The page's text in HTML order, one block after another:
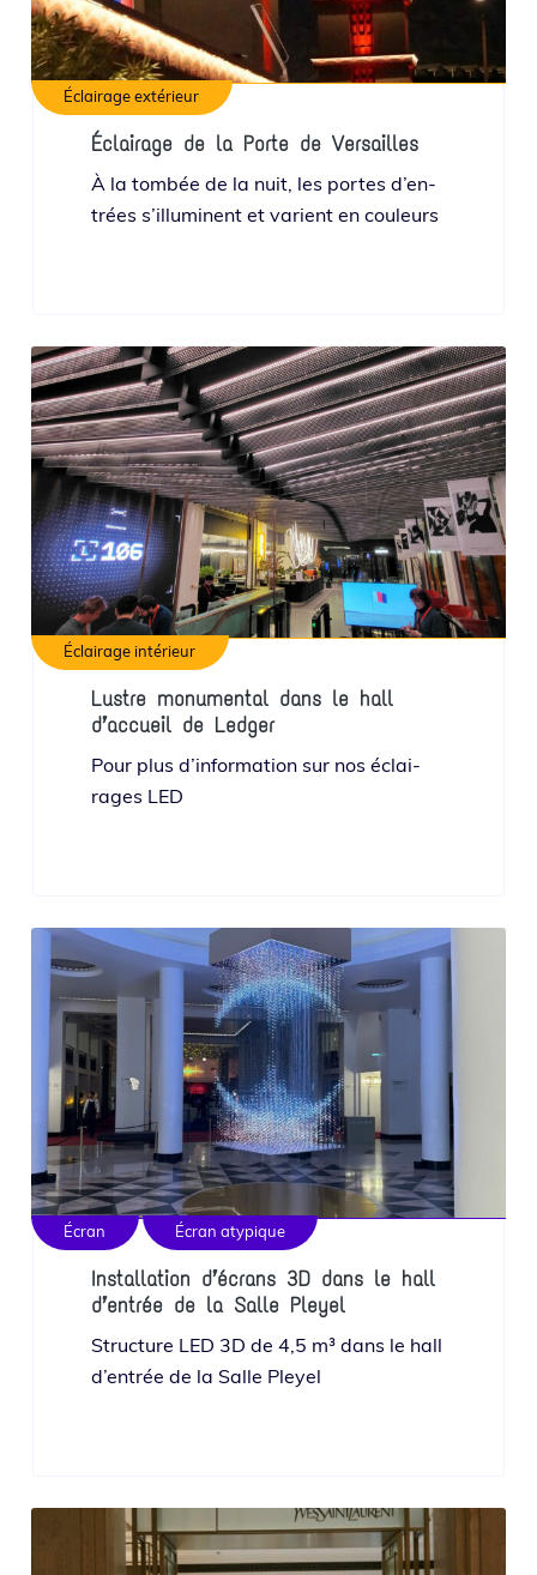
Éclairage extérieur
Éclairage de la Porte de Versailles
À la tom­bée de la nuit, les portes d’en­
trées s’illu­minent et varient en couleurs
Éclairage intérieur
Lustre monumental dans le hall
d’accueil de Ledger
Pour plus d’in­for­ma­tion sur nos éclai­
rages LED
Écran Écran atypique
Installation d’écrans 3D dans le hall
d’entrée de la Salle Pleyel
Structure LED 3D de 4,5 m³ dans le hall
d’en­trée de la Salle Pleyel